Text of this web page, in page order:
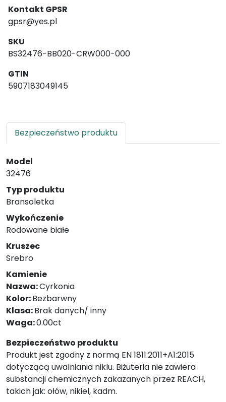
Kontakt GPSR
gpsr@yes.pl
SKU
BS32476-BB020-CRW000-000
GTIN
5907183049145
Bezpieczeństwo produktu
Model
32476
Typ produktu
Bransoletka
Wykończenie
Rodowane białe
Kruszec
Srebro
Kamienie
Nazwa:Cyrkonia
Kolor:Bezbarwny
Klasa:Brak danych/ inny
Waga:0.00ct
Bezpieczeństwo produktu
Produkt jest zgodny z normą EN 1811:2011+A1:2015
dotyczącą uwalniania niklu. Biżuteria nie zawiera
substancji chemicznych zakazanych przez REACH,
takich jak: ołów, nikiel, kadm.